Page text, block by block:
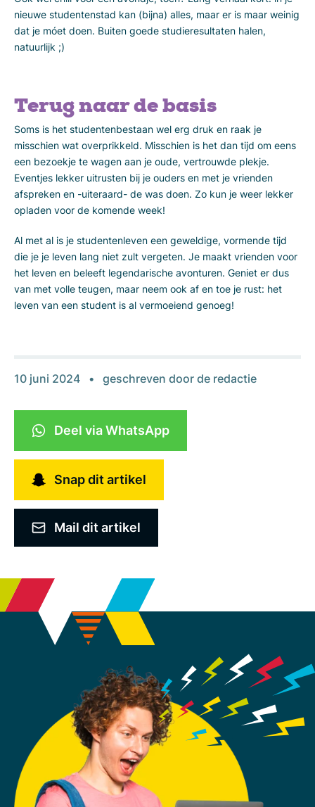
nieuwe studentenstad kan (bijna) alles, maar er is maar weinig
dat je móet doen. Buiten goede studieresultaten halen,
natuurlijk ;)
Terug naar de basis
Soms is het studentenbestaan wel erg druk en raak je
misschien wat overprikkeld. Misschien is het dan tijd om eens
een bezoekje te wagen aan je oude, vertrouwde plekje.
Eventjes lekker uitrusten bij je ouders en met je vrienden
afspreken en -uiteraard- de was doen. Zo kun je weer lekker
opladen voor de komende week!
Al met al is je studentenleven een geweldige, vormende tijd
die je je leven lang niet zult vergeten. Je maakt vrienden voor
het leven en beleeft legendarische avonturen. Geniet er dus
van met volle teugen, maar neem ook af en toe je rust: het
leven van een student is al vermoeiend genoeg!
10 juni 2024 geschreven door de redactie
Deel via WhatsApp
Snap dit artikel
Mail dit artikel